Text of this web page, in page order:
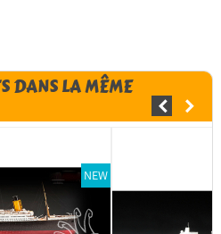
DANS LA MÊME
NEW